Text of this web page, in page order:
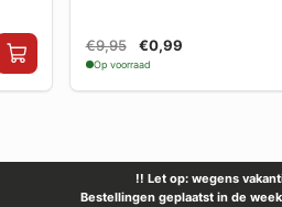
€9,95 €0,99
Op voorraad
!! Let op: wegens
Bestellingen geplaatst in de